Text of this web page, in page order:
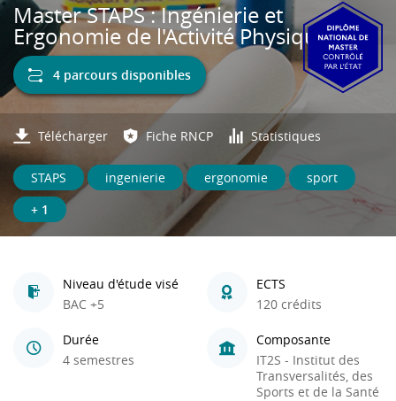
Master STAPS : Ingénierie et
Ergonomie de l'Activité Physique
4 parcours disponibles
Télécharger Fiche RNCP Statistiques
STAPS ingenierie ergonomie
sport
+ 1
Niveau d'étude visé
BAC +5
ECTS
120 crédits
Durée
4 semestres
Composante
IT2S - Institut des
Transversalités, des
Sports et de la Santé